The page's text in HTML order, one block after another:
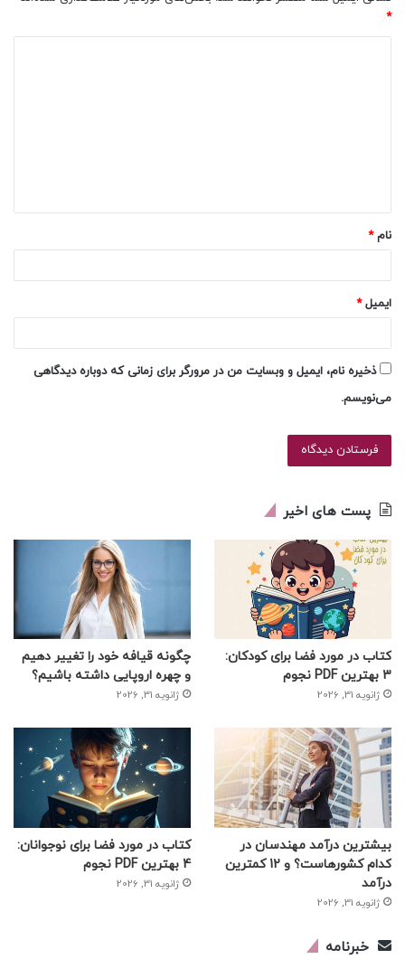
*
*
نام*
ایمیل*
ذخیره نام، ایمیل و وبسایت من در مرورگر برای زمانی که دوباره دیدگاهی
می‌نویسم.
پست های اخیر
کتاب در مورد فضا برای کودکان:
3 بهترین PDF نجوم
ژانویه 31, 2026
چگونه قیافه خود را تغییر دهیم
و چهره اروپایی داشته باشیم؟
ژانویه 31, 2026
بیشترین درآمد مهندسان در
کدام کشورهاست؟ و 12 کمترین
درآمد
ژانویه 31, 2026
کتاب در مورد فضا برای نوجوانان:
4 بهترین PDF نجوم
ژانویه 31, 2026
خبرنامه